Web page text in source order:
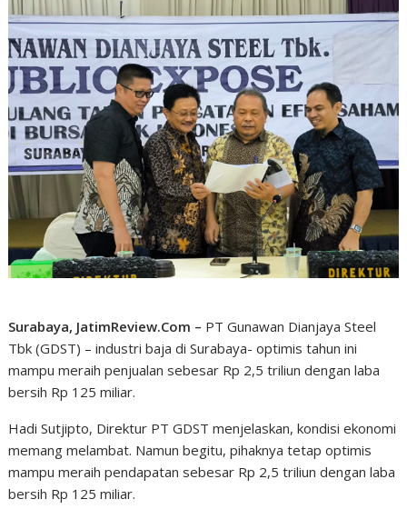
Surabaya, JatimReview.Com – PT Gunawan Dianjaya Steel
Tbk (GDST) – industri baja di Surabaya- optimis tahun ini
mampu meraih penjualan sebesar Rp 2,5 triliun dengan laba
bersih Rp 125 miliar.
Hadi Sutjipto, Direktur PT GDST menjelaskan, kondisi ekonomi
memang melambat. Namun begitu, pihaknya tetap optimis
mampu meraih pendapatan sebesar Rp 2,5 triliun dengan laba
bersih Rp 125 miliar.